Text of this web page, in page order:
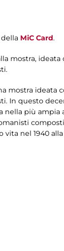
MiC Card.
mostra,
mostra ideata
In questo
nella più
nel 1940